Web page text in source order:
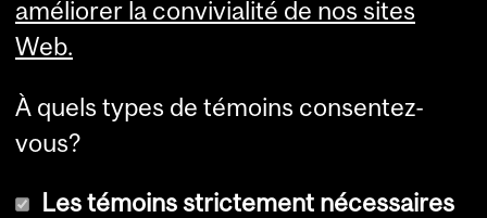
améliorer la convivialité de nos sites
Web.
À quels types de témoins consentez-
vous?
Les témoins strictement nécessaires